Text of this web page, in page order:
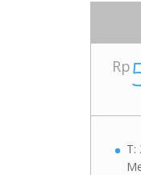
Rp
T: